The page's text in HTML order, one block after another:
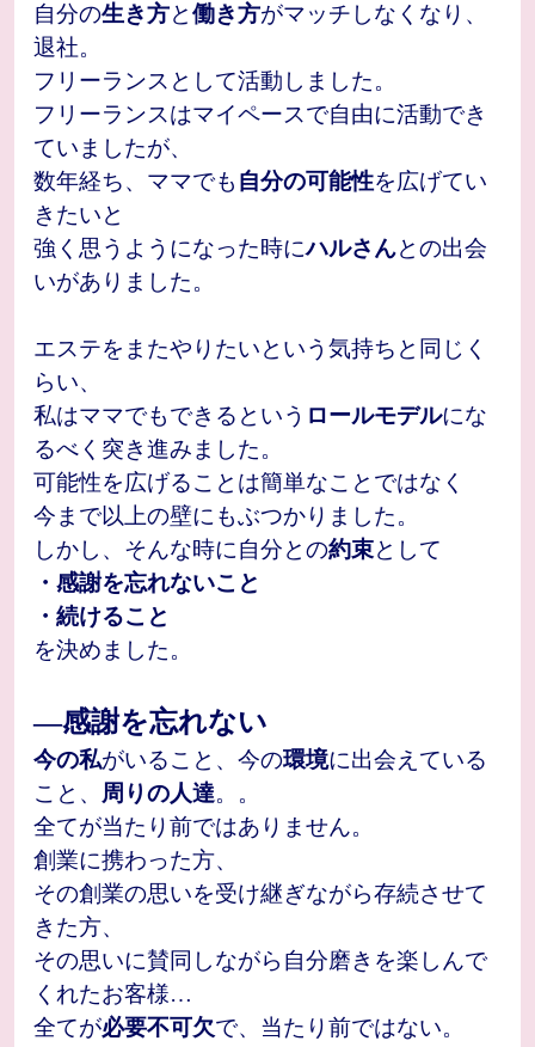
自分の生き方と働き方がマッチしなくなり、
退社。
フリーランスとして活動しました。
フリーランスはマイペースで自由に活動でき
ていましたが、
数年経ち、ママでも 自分の可能性を広げてい
きたいと
強く思うようになった時にハルさんとの出会
いがありました。
エステをまたやりたいという気持ちと同じく
らい、
私はママでもできるという ロールモデルにな
るべく突き進みました。
可能性を広げることは簡単なことではなく
今まで以上の壁にもぶつかりました。
しかし、そんな時に自分との約束として
・感謝を忘れないこと
・続けること
を決めました。
―感謝を忘れない
今の私がいること、今の環境に出会えている
こと、 周りの人達。。
全てが当たり前ではありません。
創業に携わった方、
その創業の思いを受け継ぎながら存続させて
きた方、
その思いに賛同しながら自分磨きを楽しんで
くれたお客様…
全てが必要不可欠で、当たり前ではない。